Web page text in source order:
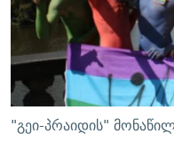
ᲛᲝᲚᲐᲞᲐᲠᲐᲙᲔ ᲢᲔᲥᲡᲢᲔᲑᲘ
ᲨᲘᲜ - ᲣᲪᲮᲝᲔᲗᲨᲘ
ᲚᲘᲢᲔᲠᲐᲢᲣᲠᲣᲚᲘ
ᲐᲛᲔᲠᲘᲙᲣᲚᲘ ᲛᲝᲗᲮᲠᲝᲑᲐ
ᲩᲔᲛᲘ ᲡᲘᲙᲕᲓᲘᲚᲘᲡ
11 ᲬᲔᲚᲘ - 11 ᲐᲛᲑᲐᲕᲘ
ᲡᲐᲞᲐᲠᲚᲐᲛᲔᲜᲢᲝ
ᲑᲐᲕᲨᲕᲔᲑᲘ
ᲒᲐᲛᲝᲘᲬᲔᲠᲔ
რთე/რთ-ის ყველა
"გეი-პრაიდის"